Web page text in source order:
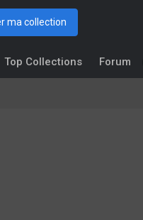
ma collection
Top Collections Forum